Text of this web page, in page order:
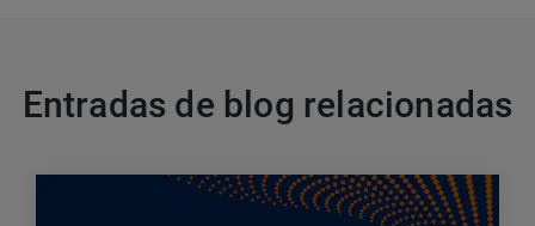
Entradas de blog relacionadas